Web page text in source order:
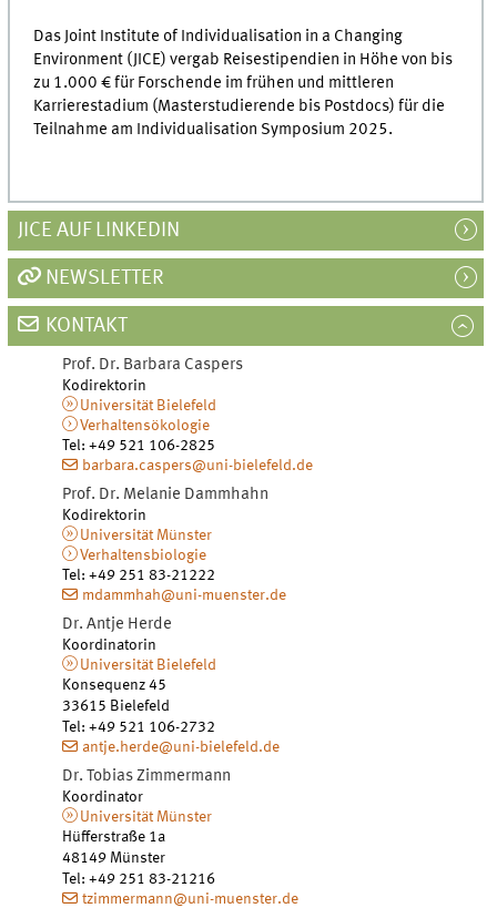
Das Joint Institute of Individualisation in a Changing
Environment (JICE) vergab Reisestipendien in Höhe von bis
zu 1.000 € für Forschende im frühen und mittleren
Karrierestadium (Masterstudierende bis Postdocs) für die
Teilnahme am Individualisation Symposium 2025.
JICE AUF LINKEDIN
NEWSLETTER
KONTAKT
Prof. Dr. Barbara Caspers
Kodirektorin
Universität Bielefeld
Verhaltensökologie
Tel:+49 521 106-2825
barbara.caspers@uni-bielefeld.de
Prof. Dr. Melanie Dammhahn
Kodirektorin
Universität Münster
Verhaltensbiologie
Tel:+49 251 83-21222
mdammhah@uni-muenster.de
Dr. Antje Herde
Koordinatorin
Universität Bielefeld
Konsequenz 45
33615 Bielefeld
Tel:+49 521 106-2732
antje.herde@uni-bielefeld.de
Dr. Tobias Zimmermann
Koordinator
Universität Münster
Hüfferstraße 1a
48149 Münster
Tel:+49 251 83-21216
tzimmermann@uni-muenster.de